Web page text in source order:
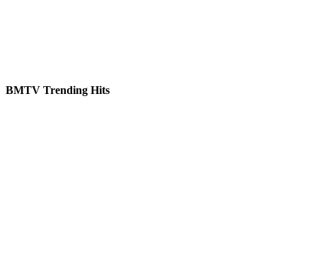
BMTV Trending Hits